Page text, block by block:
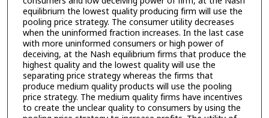
equilibrium the lowest quality producing firm will use the
pooling price strategy. The consumer utility decreases
when the uninformed fraction increases. In the last case
with more uninformed consumers or high power of
deceiving, at the Nash equilibrium firms that produce the
highest quality and the lowest quality will use the
separating price strategy whereas the firms that
produce medium quality products will use the pooling
price strategy. The medium quality firms have incentives
to create the unclear quality to consumers by using the